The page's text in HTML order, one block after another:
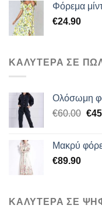
Φόρεμα
€24.90
ΚΑΛΥΤΕΡΑ ΣΕ
Ολόσωμη
€60.00 €
Μακρύ
€89.90
ΚΑΛΥΤΕΡΑ ΣΕ